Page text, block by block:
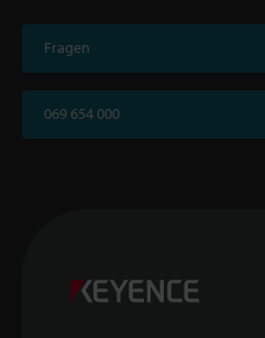
Fragen
069 654 000